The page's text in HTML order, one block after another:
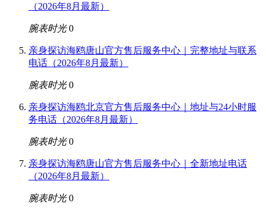
（2026年8月最新）
腕表时光 0
亲身探访海鸥唐山官方售后服务中心｜完整地址与联系
电话（2026年8月最新）
腕表时光 0
亲身探访海鸥北京官方售后服务中心｜地址与24小时服
务电话（2026年8月最新）
腕表时光 0
亲身探访海鸥唐山官方售后服务中心｜全新地址电话
（2026年8月最新）
腕表时光 0